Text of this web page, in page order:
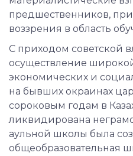
предшественников,
воззрения в область
С приходом советской
осуществление
экономических и
на бывших окраинах
сороковым годам в
ликвидирована
аульной школы была
общеобразовательная